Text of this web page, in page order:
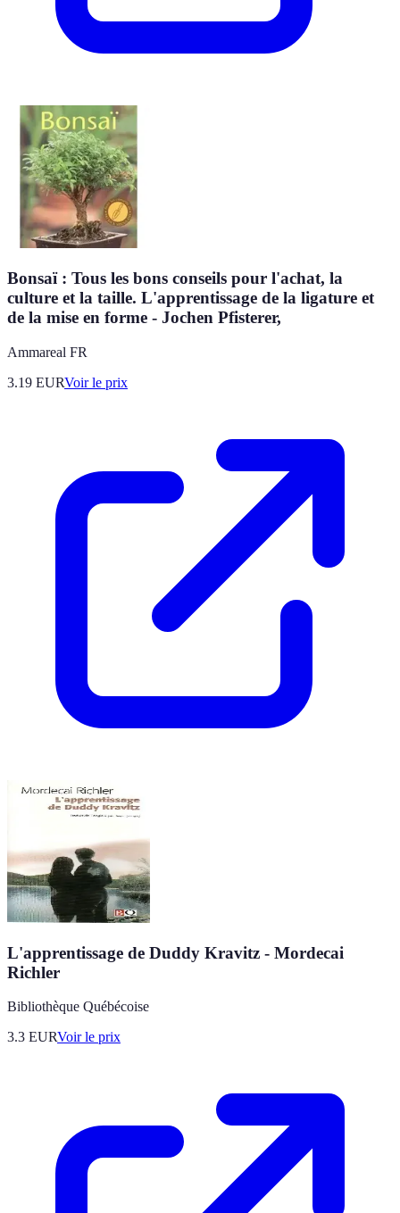
Bonsaï : Tous les bons conseils pour l'achat, la
culture et la taille. L'apprentissage de la ligature et
de la mise en forme - Jochen Pfisterer,
Ammareal FR
3.19 EURVoir le prix
L'apprentissage de Duddy Kravitz - Mordecai
Richler
Bibliothèque Québécoise
3.3 EURVoir le prix